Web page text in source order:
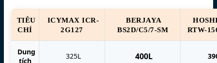
TIÊU
CHÍ
ICYMAX ICR-
2G127
BERJAYA
BS2D/C5/7-SM
RTW-
Dung
tích
325L 400L